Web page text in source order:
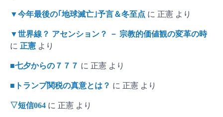
▼今年最後の｢地球滅亡｣予言＆冬至点 に 正憲 より
▼世界線？ アセンション？ － 宗教的価値観の変革の時
に 正憲 より
■七夕からの７７７ に 正憲 より
■トランプ関税の真意とは？ に 正憲 より
▽短信064 に 正憲 より